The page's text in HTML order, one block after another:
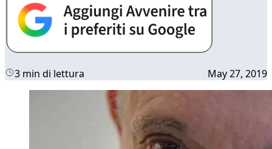
3 min di lettura May 27, 2019